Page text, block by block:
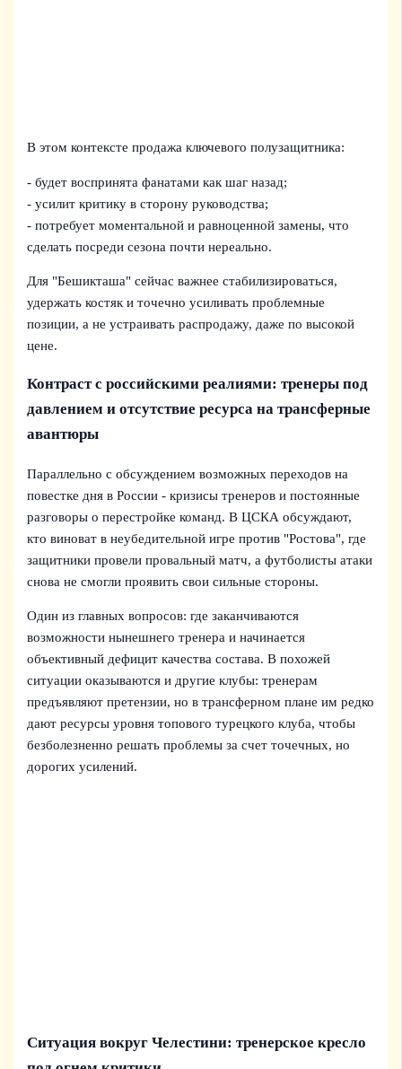
В этом контексте продажа ключевого полузащитника:
- будет воспринята фанатами как шаг назад;
- усилит критику в сторону руководства;
- потребует моментальной и равноценной замены, что
сделать посреди сезона почти нереально.
Для "Бешикташа" сейчас важнее стабилизироваться,
удержать костяк и точечно усиливать проблемные
позиции, а не устраивать распродажу, даже по высокой
цене.
Контраст с российскими реалиями: тренеры под
давлением и отсутствие ресурса на трансферные
авантюры
Параллельно с обсуждением возможных переходов на
повестке дня в России - кризисы тренеров и постоянные
разговоры о перестройке команд. В ЦСКА обсуждают,
кто виноват в неубедительной игре против "Ростова", где
защитники провели провальный матч, а футболисты атаки
снова не смогли проявить свои сильные стороны.
Один из главных вопросов: где заканчиваются
возможности нынешнего тренера и начинается
объективный дефицит качества состава. В похожей
ситуации оказываются и другие клубы: тренерам
предъявляют претензии, но в трансферном плане им редко
дают ресурсы уровня топового турецкого клуба, чтобы
безболезненно решать проблемы за счет точечных, но
дорогих усилений.
Ситуация вокруг Челестини: тренерское кресло